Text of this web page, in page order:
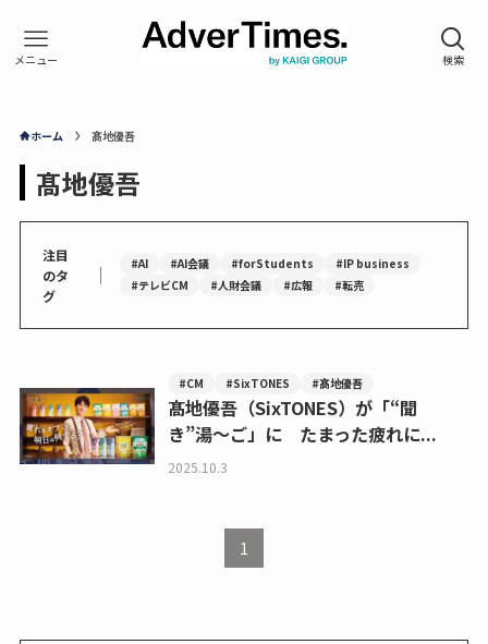
ホーム 髙地優吾
髙地優吾
注目
のタ
グ
｜ #AI #AI会議 #forStudents
#IP business
#テレビCM
#人財会議 #広報 #転売
#CM #SixTONES #髙地優吾
髙地優吾（SixTONES）が「“聞
き”湯〜ご」に たまった疲れに...
2025.10.3
1